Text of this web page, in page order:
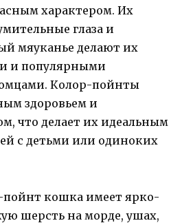
характером. Их
глаза и
мяуканье делают их
и популярными
Колор-пойнты
здоровьем и
что делает их идеальным
с детьми или одиноких
кошка имеет ярко-
шерсть на морде, ушах,